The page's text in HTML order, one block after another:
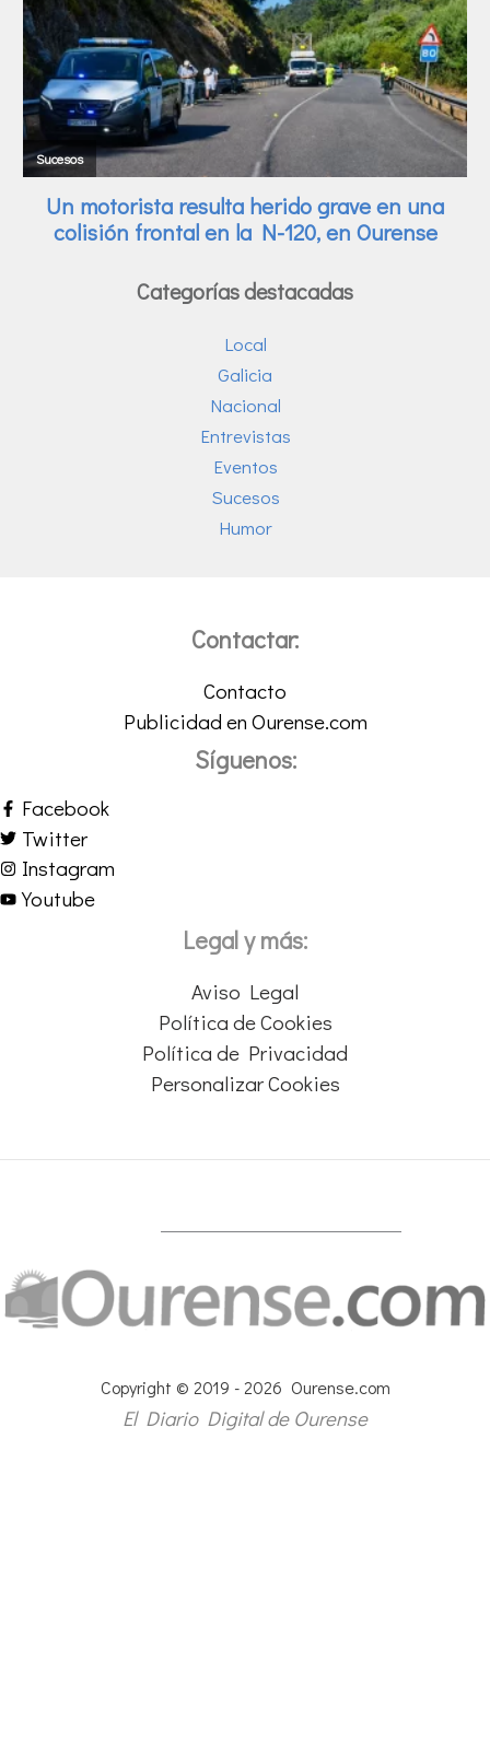
Categorías destacadas
Local
Galicia
Nacional
Entrevistas
Eventos
Sucesos
Humor
Contactar:
Contacto
Publicidad en Ourense.com
Síguenos:
Facebook
Twitter
Instagram
Youtube
Legal y más:
Aviso Legal
Política de Cookies
Política de Privacidad
Personalizar Cookies
Copyright © 2019 - 2026 Ourense.com
El Diario Digital de Ourense